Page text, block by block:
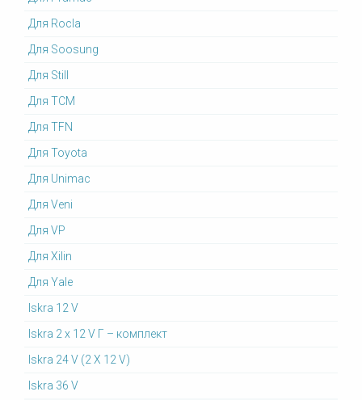
Для Rocla
Для Soosung
Для Still
Для TCM
Для TFN
Для Toyota
Для Unimac
Для Veni
Для VP
Для Xilin
Для Yale
Iskra 12 V
Iskra 2 x 12 V Г – комплект
Iskra 24 V (2 X 12 V)
Iskra 36 V